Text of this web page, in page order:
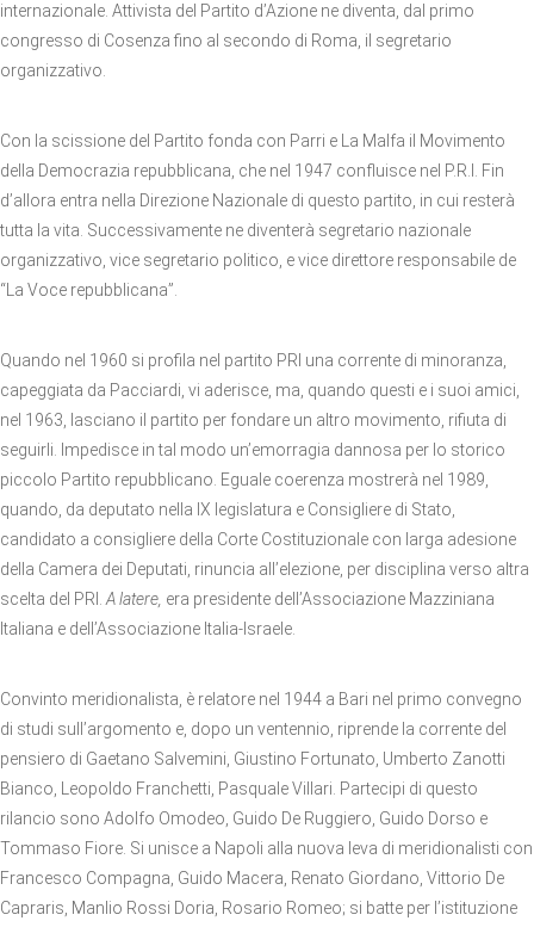
internazionale. Attivista del Partito d’Azione ne diventa, dal primo
congresso di Cosenza fino al secondo di Roma, il segretario
organizzativo.
Con la scissione del Partito fonda con Parri e La Malfa il Movimento
della Democrazia repubblicana, che nel 1947 confluisce nel P.R.I. Fin
d’allora entra nella Direzione Nazionale di questo partito, in cui resterà
tutta la vita. Successivamente ne diventerà segretario nazionale
organizzativo, vice segretario politico, e vice direttore responsabile de
“La Voce repubblicana”.
Quando nel 1960 si profila nel partito PRI una corrente di minoranza,
capeggiata da Pacciardi, vi aderisce, ma, quando questi e i suoi amici,
nel 1963, lasciano il partito per fondare un altro movimento, rifiuta di
seguirli. Impedisce in tal modo un’emorragia dannosa per lo storico
piccolo Partito repubblicano. Eguale coerenza mostrerà nel 1989,
quando, da deputato nella IX legislatura e Consigliere di Stato,
candidato a consigliere della Corte Costituzionale con larga adesione
della Camera dei Deputati, rinuncia all’elezione, per disciplina verso altra
scelta del PRI. A latere, era presidente dell’Associazione Mazziniana
Italiana e dell’Associazione Italia-Israele.
Convinto meridionalista, è relatore nel 1944 a Bari nel primo convegno
di studi sull’argomento e, dopo un ventennio, riprende la corrente del
pensiero di Gaetano Salvemini, Giustino Fortunato, Umberto Zanotti
Bianco, Leopoldo Franchetti, Pasquale Villari. Partecipi di questo
rilancio sono Adolfo Omodeo, Guido De Ruggiero, Guido Dorso e
Tommaso Fiore. Si unisce a Napoli alla nuova leva di meridionalisti con
Francesco Compagna, Guido Macera, Renato Giordano, Vittorio De
Capraris, Manlio Rossi Doria, Rosario Romeo; si batte per l’istituzione